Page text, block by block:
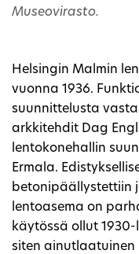
Museovirasto.
Helsingin Malmin
vuonna 1936.
suunnittelusta
arkkitehdit Dag
lentokonehallin
Ermala.
betonipäällystettiin
lentoasema on
käytössä ollut
siten ainutlaatuinen